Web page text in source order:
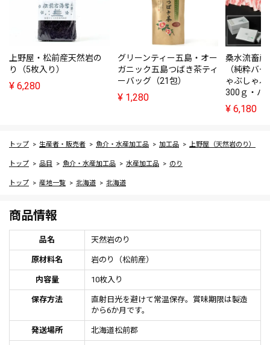
上野屋・松前産天然岩の
り（5枚入り）
¥ 6,280
グリーンティー五島・オー
ガニック五島つばき茶ティ
ーバッグ（21包）
¥ 1,280
桑水流畜
（純粋バ
ゃぶしゃ
300ｇ・バ
¥ 6,180
トップ 生産者・販売者 魚介・水産加工品 加工品 上野屋（天然岩のり）
トップ 品目 魚介・水産加工品 水産加工品 のり
トップ 産地一覧 北海道 北海道
商品情報
品名 天然岩のり
原材料名 岩のり（松前産）
内容量 10枚入り
保存方法
直射日光を避けて常温保存。賞味期限は製造
から6か月です。
発送場所 北海道松前郡